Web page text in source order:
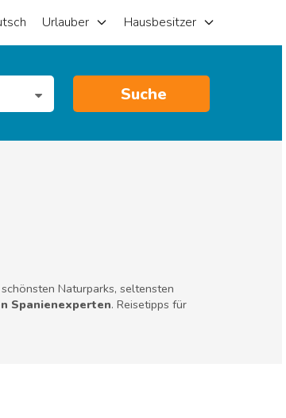
Urlauber Hausbesitzer
Suche
Naturparks, seltensten
Spanienexperten. Reisetipps für